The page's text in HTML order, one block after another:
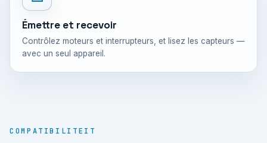
Émettre et recevoir
Contrôlez moteurs et interrupteurs, et lisez les capteurs —
avec un seul appareil.
COMPATIBILITEIT